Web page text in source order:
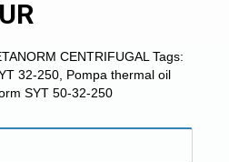
CENTRIFUGAL Tags:
32-250 Pompa thermal oil
SYT 50-32-250